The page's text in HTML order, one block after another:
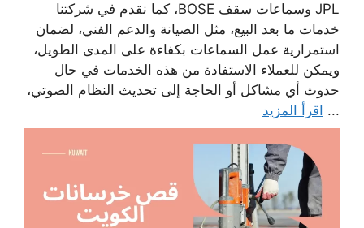
JPL وسماعات سقف BOSE، كما نقدم في شركتنا
خدمات ما بعد البيع، مثل الصيانة والدعم الفني، لضمان
استمرارية عمل السماعات بكفاءة على المدى الطويل،
ويمكن للعملاء الاستفادة من هذه الخدمات في حال
حدوث أي مشاكل أو الحاجة إلى تحديث النظام الصوتي،
... اقرأ المزيد